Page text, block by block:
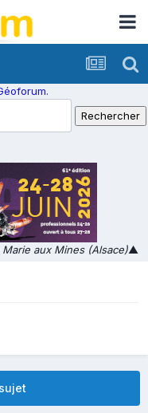
aux Mines (Alsace)▲